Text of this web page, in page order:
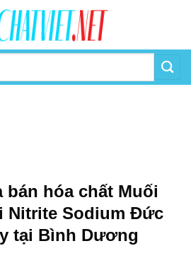
bán hóa chất Muối
Nitrite Sodium Đức
tại Bình Dương